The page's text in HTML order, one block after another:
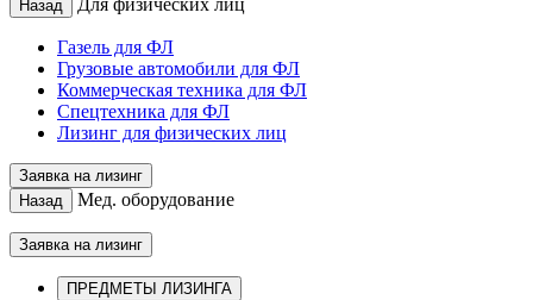
Назад
Для физических лиц
Газель для ФЛ
Грузовые автомобили для ФЛ
Коммерческая техника для ФЛ
Спецтехника для ФЛ
Лизинг для физических лиц
Заявка на лизинг
Назад
Мед. оборудование
Заявка на лизинг
ПРЕДМЕТЫ ЛИЗИНГА